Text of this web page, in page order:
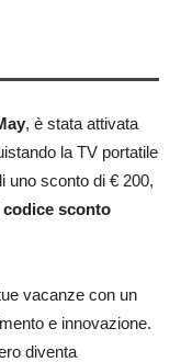
, è stata attivata
la TV portatile
uno sconto di € 200,
codice sconto
vacanze con un
e innovazione.
diventa